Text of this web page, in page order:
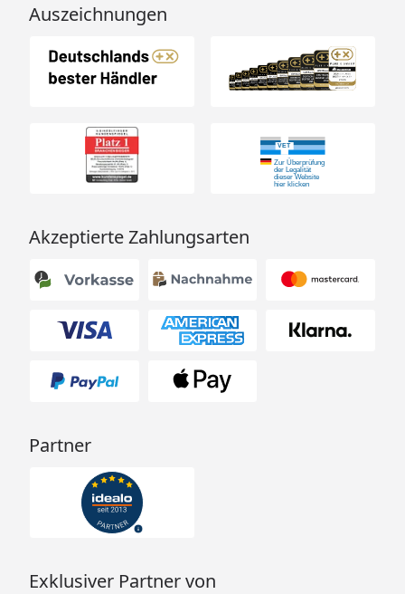
Auszeichnungen
Akzeptierte Zahlungsarten
Partner
Exklusiver Partner von